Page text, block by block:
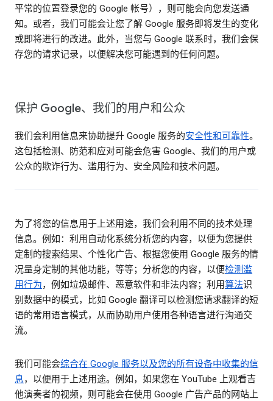
平常的位置登录您的 Google 帐号），则可能会向您发送通
知。或者，我们可能会让您了解 Google 服务即将发生的变化
或即将进行的改进。此外，当您与 Google 联系时，我们会保
存您的请求记录，以便解决您可能遇到的任何问题。
保护 Google、我们的用户和公众
我们会利用信息来协助提升 Google 服务的安全性和可靠性。
这包括检测、防范和应对可能会危害 Google、我们的用户或
公众的欺诈行为、滥用行为、安全风险和技术问题。
为了将您的信息用于上述用途，我们会利用不同的技术处理
信息。例如：利用自动化系统分析您的内容，以便为您提供
定制的搜索结果、个性化广告、根据您使用 Google 服务的情
况量身定制的其他功能，等等；分析您的内容，以便检测滥
用行为，例如垃圾邮件、恶意软件和非法内容；利用算法识
别数据中的模式，比如 Google 翻译可以检测您请求翻译的短
语的常用语言模式，从而协助用户使用各种语言进行沟通交
流。
我们可能会综合在 Google 服务以及您的所有设备中收集的信
息，以便用于上述用途。例如，如果您在 YouTube 上观看吉
他演奏者的视频，则可能会在使用 Google 广告产品的网站上